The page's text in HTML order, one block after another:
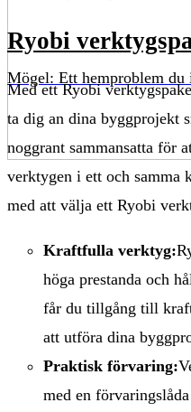
Mögel: Ett hemproblem du
Ryobi
Med ett Ryobi
ta dig an dina byggprojekt
noggrant sammansatta för
verktygen i ett och samma
med att välja ett Ryobi
Kraftfulla verktyg:
höga prestanda och
får du tillgång till
att utföra dina
Praktisk förvaring:
med en